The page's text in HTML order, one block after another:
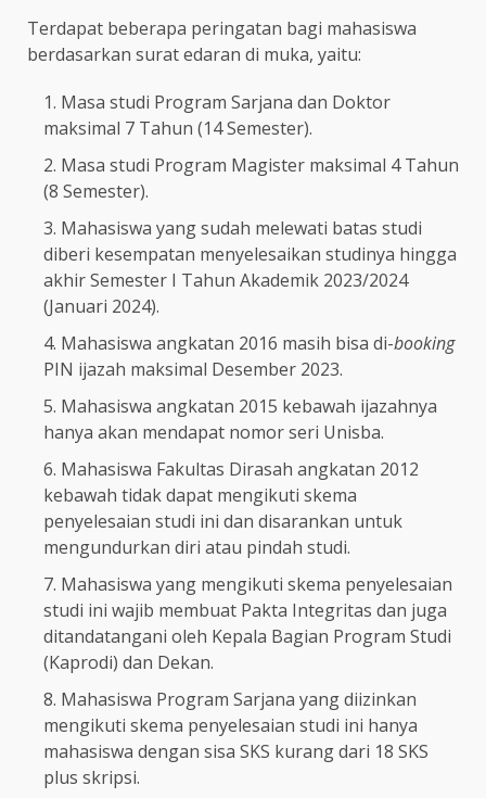
Terdapat beberapa peringatan bagi mahasiswa
berdasarkan surat edaran di muka, yaitu:
Masa studi Program Sarjana dan Doktor
maksimal 7 Tahun (14 Semester).
Masa studi Program Magister maksimal 4 Tahun
(8 Semester).
Mahasiswa yang sudah melewati batas studi
diberi kesempatan menyelesaikan studinya hingga
akhir Semester I Tahun Akademik 2023/2024
(Januari 2024).
Mahasiswa angkatan 2016 masih bisa di-booking
PIN ijazah maksimal Desember 2023.
Mahasiswa angkatan 2015 kebawah ijazahnya
hanya akan mendapat nomor seri Unisba.
Mahasiswa Fakultas Dirasah angkatan 2012
kebawah tidak dapat mengikuti skema
penyelesaian studi ini dan disarankan untuk
mengundurkan diri atau pindah studi.
Mahasiswa yang mengikuti skema penyelesaian
studi ini wajib membuat Pakta Integritas dan juga
ditandatangani oleh Kepala Bagian Program Studi
(Kaprodi) dan Dekan.
Mahasiswa Program Sarjana yang diizinkan
mengikuti skema penyelesaian studi ini hanya
mahasiswa dengan sisa SKS kurang dari 18 SKS
plus skripsi.